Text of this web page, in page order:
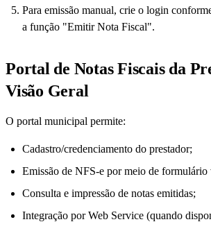
Para emissão manual, crie o login
a função "Emitir Nota Fiscal".
Portal de Notas Fiscais da
Visão Geral
O portal municipal permite:
Cadastro/credenciamento do prestador;
Emissão de NFS-e por meio de formulário
Consulta e impressão de notas emitidas;
Integração por Web Service (quando